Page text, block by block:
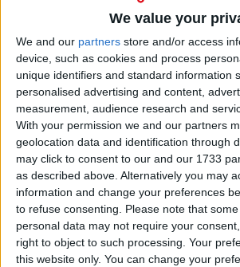
We value your
We and our partners store and/or access
device, such as cookies and process
unique identifiers and standard information
personalised advertising and content,
measurement, audience research and
With your permission we and our partners
geolocation data and identification through
may click to consent to our and our 1733
as described above. Alternatively you may
information and change your preferences
to refuse consenting. Please note that
personal data may not require your
right to object to such processing. Your
this website only. You can change your
Quando questionado antes da
Froome negou saber mais do que
publicamente. "Só vi o que saiu nos
tanto como vocês", afirmou.